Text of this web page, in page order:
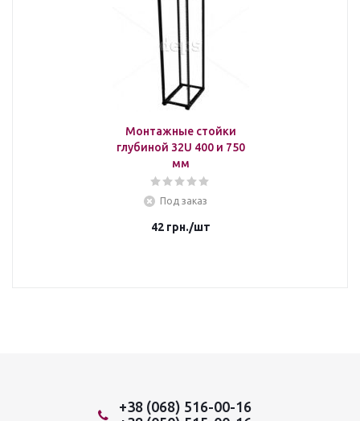
Монтажные стойки
глубиной 32U 400 и 750
мм
Под заказ
42грн./шт
+38 (068) 516-00-16